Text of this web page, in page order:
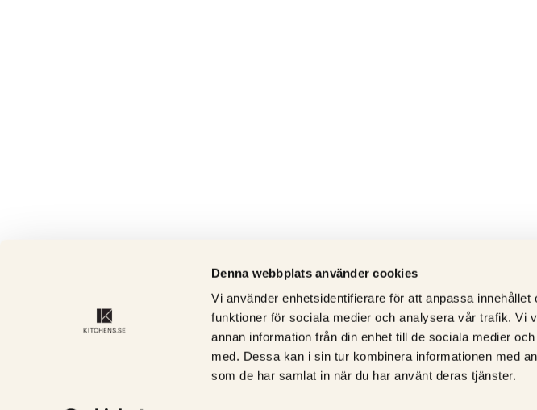
Denna webbplats använder cookies
Vi använder enhetsidentifierare för att anpassa
funktioner för sociala medier och analysera vår trafik. Vi
annan information från din enhet till de sociala medier
med. Dessa kan i sin tur kombinera informationen med
som de har samlat in när du har använt deras tjänster.